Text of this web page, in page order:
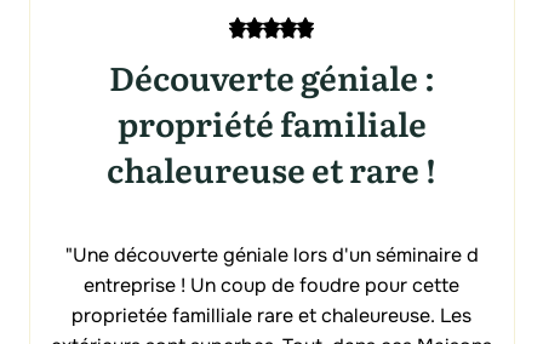
Découverte géniale :
propriété familiale
chaleureuse et rare !
"Une découverte géniale lors d'un séminaire d
entreprise ! Un coup de foudre pour cette
proprietée familliale rare et chaleureuse. Les